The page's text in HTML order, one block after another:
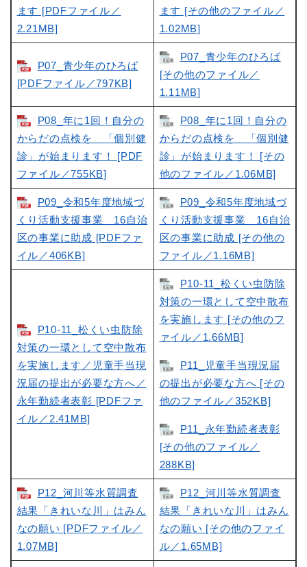
ます [PDFファイル／
2.21MB]
ます [その他のファイル／
1.02MB]
P07_青少年のひろば
[PDFファイル／797KB]
P07_青少年のひろば
[その他のファイル／
1.11MB]
P08_年に1回！自分の
からだの点検を 「個別健
診」が始まります！ [PDF
ファイル／755KB]
P08_年に1回！自分の
からだの点検を 「個別健
診」が始まります！ [その
他のファイル／1.06MB]
P09_令和5年度地域づ
くり活動支援事業 16自治
区の事業に助成 [PDFファ
イル／406KB]
P09_令和5年度地域づ
くり活動支援事業 16自治
区の事業に助成 [その他の
ファイル／1.16MB]
P10-11_松くい虫防除
対策の一環として空中散布
を実施します／児童手当現
況届の提出が必要な方へ／
永年勤続者表彰 [PDFファ
イル／2.41MB]
P10-11_松くい虫防除
対策の一環として空中散布
を実施します [その他のフ
ァイル／1.66MB]
P11_児童手当現況届
の提出が必要な方へ [その
他のファイル／352KB]
P11_永年勤続者表彰
[その他のファイル／
288KB]
P12_河川等水質調査
結果「きれいな川」はみん
なの願い [PDFファイル／
1.07MB]
P12_河川等水質調査
結果「きれいな川」はみん
なの願い [その他のファイ
ル／1.65MB]